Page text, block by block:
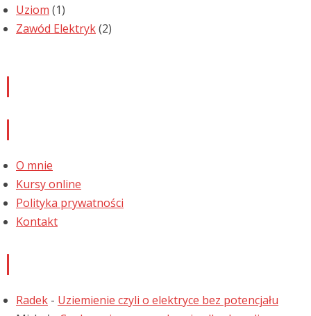
Uziom (1)
Zawód Elektryk(2)
O mnie
Kursy online
Polityka prywatności
Kontakt
Radek - Uziemienie czyli o elektryce bez potencjału